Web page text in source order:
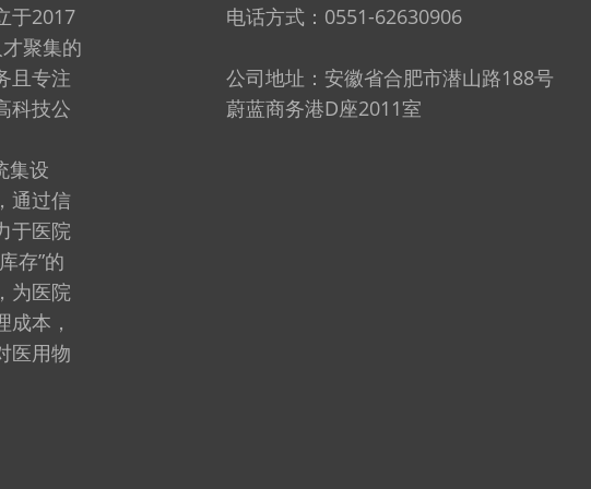
于2017
聚集的
且专注
科技公
集设
通过信
于医院
存”的
为医院
本，
医用物
电话方式：0551-62630906
公司地址：安徽省合肥市潜山路188号
蔚蓝商务港D座2011室